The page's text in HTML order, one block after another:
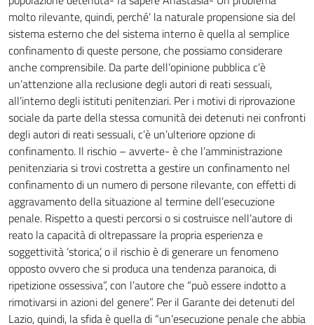
molto rilevante, quindi, perché’ la naturale propensione sia del
sistema esterno che del sistema interno è quella al semplice
confinamento di queste persone, che possiamo considerare
anche comprensibile. Da parte dell’opinione pubblica c’è
un’attenzione alla reclusione degli autori di reati sessuali,
all’interno degli istituti penitenziari. Per i motivi di riprovazione
sociale da parte della stessa comunità dei detenuti nei confronti
degli autori di reati sessuali, c’è un’ulteriore opzione di
confinamento. Il rischio – avverte- è che l’amministrazione
penitenziaria si trovi costretta a gestire un confinamento nel
confinamento di un numero di persone rilevante, con effetti di
aggravamento della situazione al termine dell’esecuzione
penale. Rispetto a questi percorsi o si costruisce nell’autore di
reato la capacità di oltrepassare la propria esperienza e
soggettività ‘storica’, o il rischio è di generare un fenomeno
opposto ovvero che si produca una tendenza paranoica, di
ripetizione ossessiva”, con l’autore che “può essere indotto a
rimotivarsi in azioni del genere”. Per il Garante dei detenuti del
Lazio, quindi, la sfida è quella di “un’esecuzione penale che abbia